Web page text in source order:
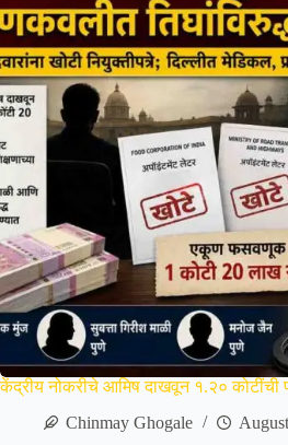
केंद्रीय नोकरीचे आमिष दाखवून १.२०
Chinmay Ghogale